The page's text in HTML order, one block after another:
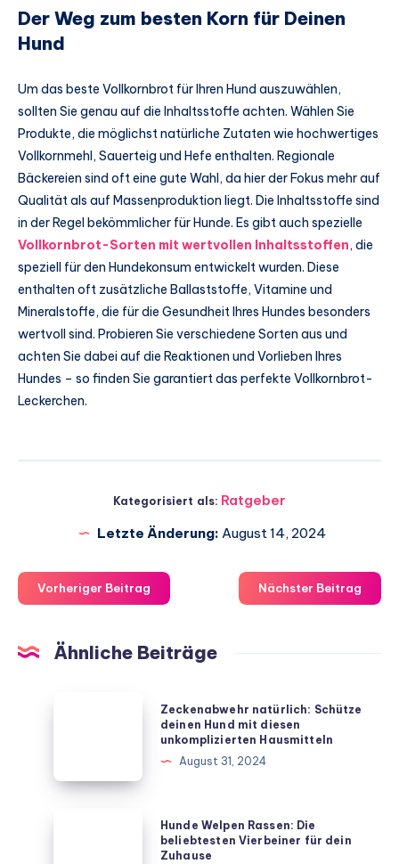
Der Weg zum besten Korn für Deinen
Hund
Um das beste Vollkornbrot für Ihren Hund auszuwählen,
sollten Sie genau auf die Inhaltsstoffe achten. Wählen Sie
Produkte, die möglichst natürliche Zutaten wie hochwertiges
Vollkornmehl, Sauerteig und Hefe enthalten. Regionale
Bäckereien sind oft eine gute Wahl, da hier der Fokus mehr auf
Qualität als auf Massenproduktion liegt. Die Inhaltsstoffe sind
in der Regel bekömmlicher für Hunde. Es gibt auch spezielle
Vollkornbrot-Sorten mit wertvollen Inhaltsstoffen, die
speziell für den Hundekonsum entwickelt wurden. Diese
enthalten oft zusätzliche Ballaststoffe, Vitamine und
Mineralstoffe, die für die Gesundheit Ihres Hundes besonders
wertvoll sind. Probieren Sie verschiedene Sorten aus und
achten Sie dabei auf die Reaktionen und Vorlieben Ihres
Hundes – so finden Sie garantiert das perfekte Vollkornbrot-
Leckerchen.
Kategorisiert als: Ratgeber
Letzte Änderung: August 14, 2024
Vorheriger Beitrag Nächster Beitrag
Ähnliche Beiträge
Hund
Zeckenabwehr natürlich: Schütze
deinen Hund mit diesen
unkomplizierten Hausmitteln
August 31, 2024
Hunde Welpen Rassen: Die
beliebtesten Vierbeiner für dein
Zuhause